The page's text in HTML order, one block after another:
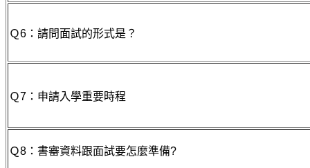
Ｑ6：請問面試的形式是？
Ｑ7：申請入學重要時程
Ｑ8：書審資料跟面試要怎麼準備?